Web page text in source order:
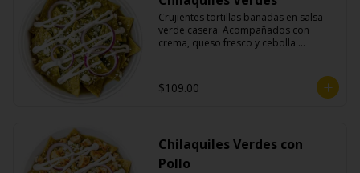
Crujientes tortillas bañadas en salsa
verde casera. Acompañados con
crema, queso fresco y cebolla
$109.00
Chilaquiles Verdes con
Pollo